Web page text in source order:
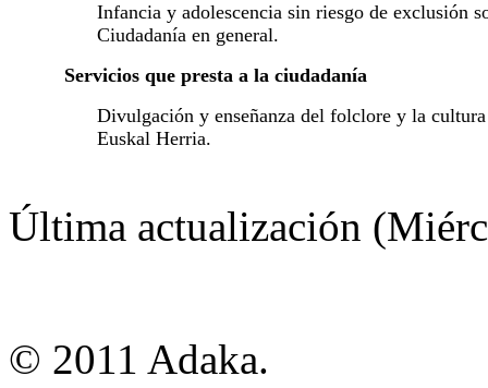
Infancia y adolescencia sin riesgo de exclusión
Ciudadanía en general.
Servicios que presta a la ciudadanía
Divulgación y enseñanza del folclore y la
Euskal Herria.
Última actualización
© 2011 Adaka.